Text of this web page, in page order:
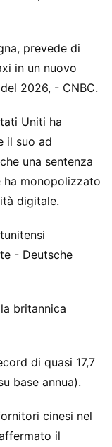
prevede di
in un nuovo
2026, - CNBC.
Uniti ha
il suo ad
una sentenza
monopolizzato
digitale.
- Deutsche
britannica
di quasi 17,7
base annua).
cinesi nel
il